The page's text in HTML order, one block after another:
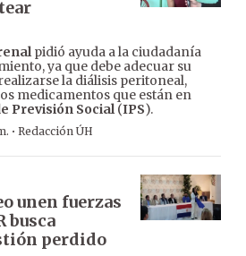
pidió ayuda a la ciudadanía
ya que debe adecuar su
la diálisis peritoneal,
medicamentos que están en
Previsión Social(IPS).
· Redacción ÚH
unen fuerzas
busca
perdido